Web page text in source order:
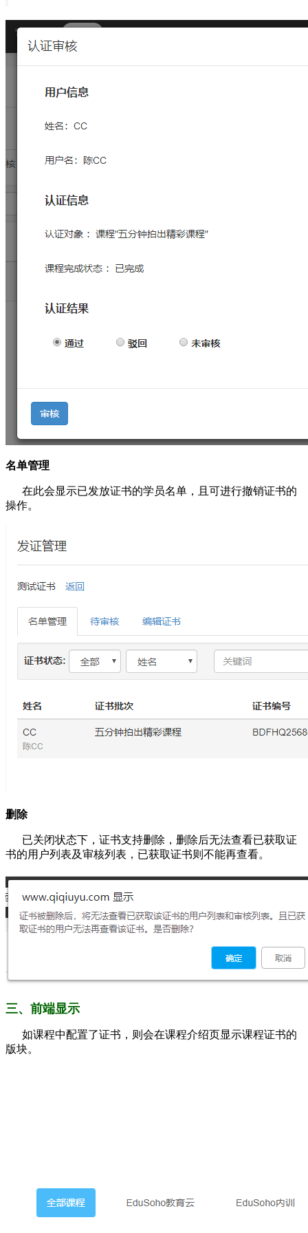
名单管理
在此会显示已发放证书的学员名单，且可进行撤销证书的
操作。
删除
已关闭状态下，证书支持删除，删除后无法查看已获取证
书的用户列表及审核列表，已获取证书则不能再查看。
三、前端显示
如课程中配置了证书，则会在课程介绍页显示课程证书的
版块。